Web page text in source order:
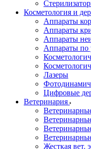
Косметология и
Аппараты
Аппараты
Аппараты
Аппараты по
Лазеры
Цифровые
Ветеринария
Жесткая вет.